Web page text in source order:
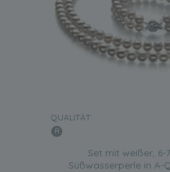
QUALITÄT:
Set mit weißer,
Süßwasserperle in A-